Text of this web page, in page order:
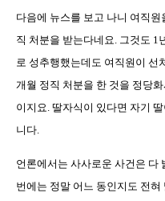
다음에 뉴스를 보고 나니 여직
직 처분을 받는다네요. 그것도 1
로 성추행했는데도 여직원이 선
개월 정직 처분을 한 것을 정당
이지요. 딸자식이 있다면 자기
니다.
언론에서는 사사로운 사건은 다
번에는 정말 어느 동인지도 전혀